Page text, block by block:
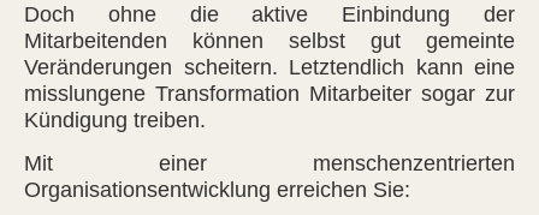
Doch ohne die aktive Einbindung der
Mitarbeitenden können selbst gut gemeinte
Veränderungen scheitern. Letztendlich kann eine
misslungene Transformation Mitarbeiter sogar zur
Kündigung treiben.
Mit einer menschenzentrierten
Organisationsentwicklung erreichen Sie: